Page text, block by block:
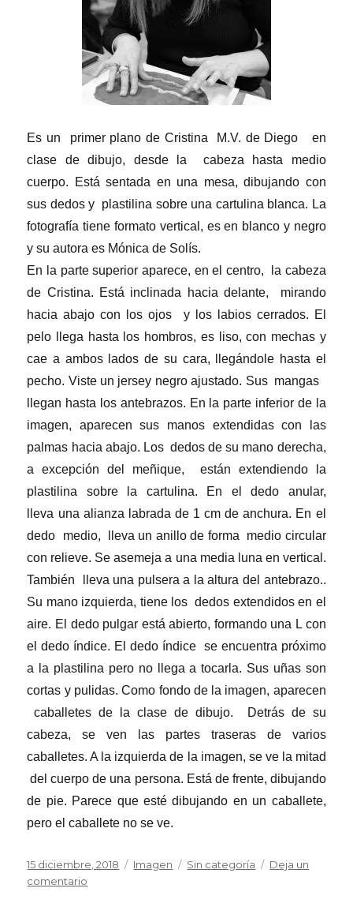
Es un primer plano de Cristina M.V. de Diego en
clase de dibujo, desde la cabeza hasta medio
cuerpo. Está sentada en una mesa, dibujando con
sus dedos y plastilina sobre una cartulina blanca. La
fotografía tiene formato vertical, es en blanco y negro
y su autora es Mónica de Solís.
En la parte superior aparece, en el centro, la cabeza
de Cristina. Está inclinada hacia delante, mirando
hacia abajo con los ojos y los labios cerrados. El
pelo llega hasta los hombros, es liso, con mechas y
cae a ambos lados de su cara, llegándole hasta el
pecho. Viste un jersey negro ajustado. Sus mangas
llegan hasta los antebrazos. En la parte inferior de la
imagen, aparecen sus manos extendidas con las
palmas hacia abajo. Los dedos de su mano derecha,
a excepción del meñique, están extendiendo la
plastilina sobre la cartulina. En el dedo anular,
lleva una alianza labrada de 1 cm de anchura. En el
dedo medio, lleva un anillo de forma medio circular
con relieve. Se asemeja a una media luna en vertical.
También lleva una pulsera a la altura del antebrazo..
Su mano izquierda, tiene los dedos extendidos en el
aire. El dedo pulgar está abierto, formando una L con
el dedo índice. El dedo índice se encuentra próximo
a la plastilina pero no llega a tocarla. Sus uñas son
cortas y pulidas. Como fondo de la imagen, aparecen
caballetes de la clase de dibujo. Detrás de su
cabeza, se ven las partes traseras de varios
caballetes. A la izquierda de la imagen, se ve la mitad
del cuerpo de una persona. Está de frente, dibujando
de pie. Parece que esté dibujando en un caballete,
pero el caballete no se ve.
Publicado
el
15 diciembre, 2018 Formato
Imagen Categorías
Sin categoría
Deja un
comentario